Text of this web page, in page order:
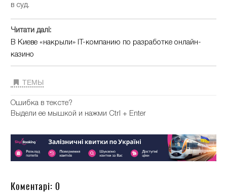
в суд.
Читати далі:
В Киеве «накрыли» IT-компанию по разработке онлайн-
казино
ТЕМЫ
Ошибка в тексте?
Выдели ее мышкой и нажми Ctrl + Enter
Коментарі: 0